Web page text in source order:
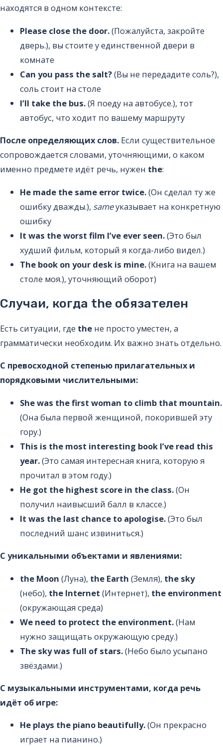
находятся в одном контексте:
Please close the door.(Пожалуйста, закройте
дверь.), вы стоите у единственной двери в
комнате
Can you pass the salt?(Вы не передадите соль?),
соль стоит на столе
I’ll take the bus.(Я поеду на автобусе.), тот
автобус, что ходит по вашему маршруту
После определяющих слов. Если существительное
сопровождается словами, уточняющими, о каком
именно предмете идёт речь, нужен the:
He made the same error twice.(Он сделал ту же
ошибку дважды.), sameуказывает на конкретную
ошибку
It was the worst film I’ve ever seen.(Это был
худший фильм, который я когда-либо видел.)
The book on your desk is mine.(Книга на вашем
столе моя.), уточняющий оборот)
Случаи, когда the обязателен
Есть ситуации, где the не просто уместен, а
грамматически необходим. Их важно знать отдельно.
С превосходной степенью прилагательных и
порядковыми числительными:
She was the first woman to climb that mountain.
(Она была первой женщиной, покорившей эту
гору.)
This is the most interesting book I’ve read this
year.(Это самая интересная книга, которую я
прочитал в этом году.)
He got the highest score in the class.(Он
получил наивысший балл в классе.)
It was the last chance to apologise.(Это был
последний шанс извиниться.)
С уникальными объектами и явлениями:
the Moon (Луна), the Earth (Земля), the sky
(небо), the Internet (Интернет), the environment
(окружающая среда)
We need to protect the environment.(Нам
нужно защищать окружающую среду.)
The sky was full of stars.(Небо было усыпано
звёздами.)
С музыкальными инструментами, когда речь
идёт об игре:
He plays the piano beautifully.(Он прекрасно
играет на пианино.)